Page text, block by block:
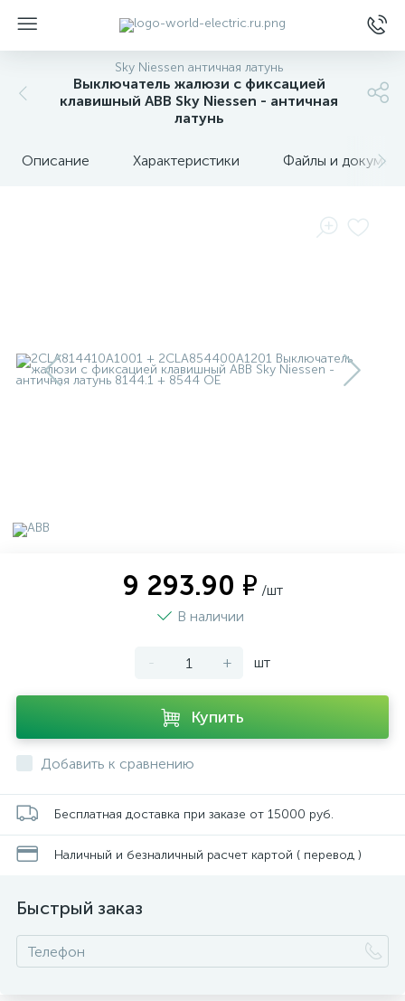
Sky Niessen античная латунь
Выключатель жалюзи с фиксацией
клавишный ABB Sky Niessen - античная
латунь
Описание Характеристики Файлы и
9 293.90 ₽ /шт
В наличии
- + шт
Купить
Добавить к сравнению
Бесплатная доставка при заказе от 15000 руб.
Наличный и безналичный расчет картой ( перевод )
Быстрый заказ